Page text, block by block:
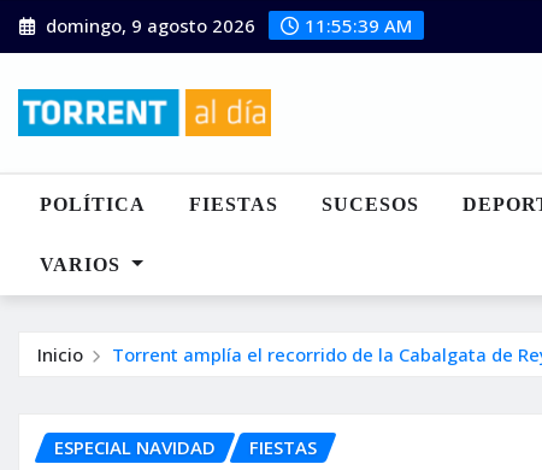
Saltar
al
domingo, 9 agosto 2026 11:55:40 AM
POLÍTICA FIESTAS SUCESOS
VARIOS
Inicio Torrent amplía el recorrido de la Cabalgata de
ESPECIAL NAVIDAD FIESTAS